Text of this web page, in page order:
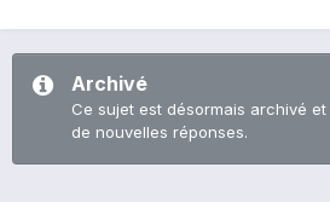
Archivé
Ce sujet est désormais archivé
de nouvelles réponses.